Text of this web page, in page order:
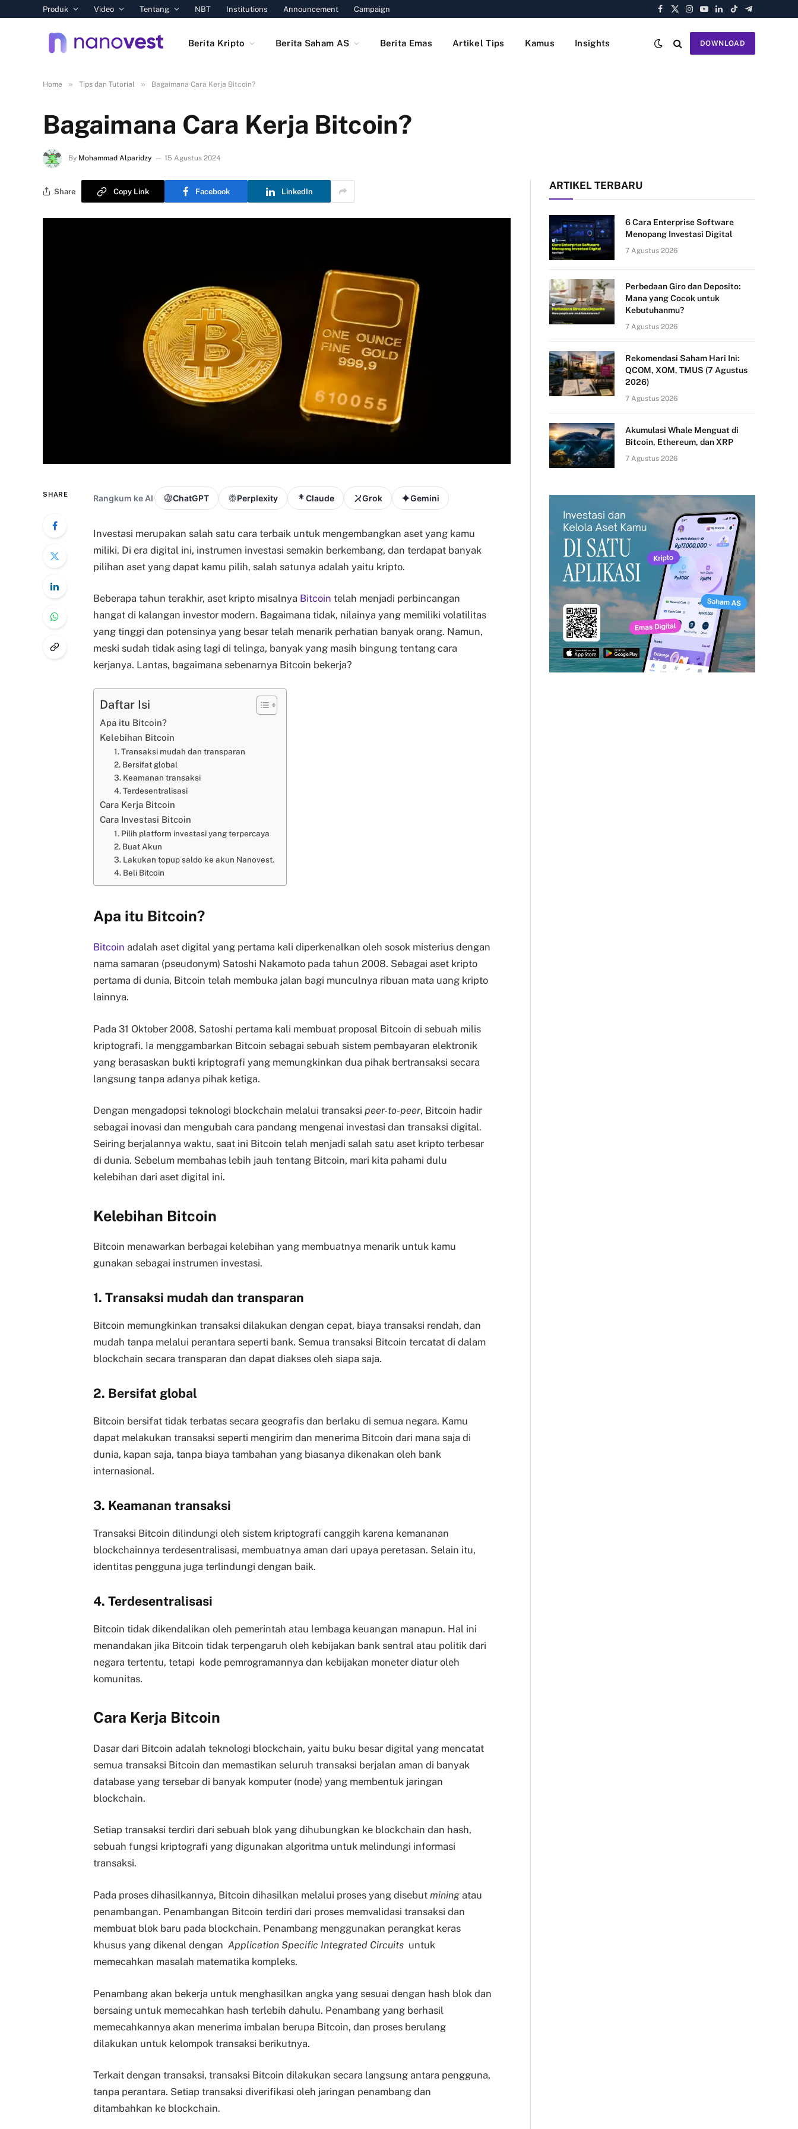
Produk Video Tentang NBT Institutions Announcement Campaign
Facebook
X
Instagram
YouTube
LinkedIn
TikTokTelegram
Berita Kripto Berita Saham AS Berita Emas Artikel Tips Kamus Insights DOWNLOAD
Home » Tips dan Tutorial » Bagaimana Cara Kerja Bitcoin?
Bagaimana Cara Kerja Bitcoin?
By Mohammad Alparidzy 15 Agustus 2024
Share Copy Link Facebook LinkedIn
SHARE Rangkum ke AI ChatGPT Perplexity Claude Grok Gemini
Investasi merupakan salah satu cara terbaik untuk mengembangkan aset yang kamu
miliki. Di era digital ini, instrumen investasi semakin berkembang, dan terdapat banyak
pilihan aset yang dapat kamu pilih, salah satunya adalah yaitu kripto.
Beberapa tahun terakhir, aset kripto misalnya Bitcoin telah menjadi perbincangan
hangat di kalangan investor modern. Bagaimana tidak, nilainya yang memiliki volatilitas
yang tinggi dan potensinya yang besar telah menarik perhatian banyak orang. Namun,
meski sudah tidak asing lagi di telinga, banyak yang masih bingung tentang cara
kerjanya. Lantas, bagaimana sebenarnya Bitcoin bekerja?
Daftar Isi
Apa itu Bitcoin?
Kelebihan Bitcoin
1. Transaksi mudah dan transparan
2. Bersifat global
3. Keamanan transaksi
4. Terdesentralisasi
Cara Kerja Bitcoin
Cara Investasi Bitcoin
1. Pilih platform investasi yang terpercaya
2. Buat Akun
3. Lakukan topup saldo ke akun Nanovest.
4. Beli Bitcoin
Apa itu Bitcoin?
Bitcoin adalah aset digital yang pertama kali diperkenalkan oleh sosok misterius dengan
nama samaran (pseudonym) Satoshi Nakamoto pada tahun 2008. Sebagai aset kripto
pertama di dunia, Bitcoin telah membuka jalan bagi munculnya ribuan mata uang kripto
lainnya.
Pada 31 Oktober 2008, Satoshi pertama kali membuat proposal Bitcoin di sebuah milis
kriptografi. Ia menggambarkan Bitcoin sebagai sebuah sistem pembayaran elektronik
yang berasaskan bukti kriptografi yang memungkinkan dua pihak bertransaksi secara
langsung tanpa adanya pihak ketiga.
Dengan mengadopsi teknologi blockchain melalui transaksi peer-to-peer, Bitcoin hadir
sebagai inovasi dan mengubah cara pandang mengenai investasi dan transaksi digital.
Seiring berjalannya waktu, saat ini Bitcoin telah menjadi salah satu aset kripto terbesar
di dunia. Sebelum membahas lebih jauh tentang Bitcoin, mari kita pahami dulu
kelebihan dari aset digital ini.
Kelebihan Bitcoin
Bitcoin menawarkan berbagai kelebihan yang membuatnya menarik untuk kamu
gunakan sebagai instrumen investasi.
1. Transaksi mudah dan transparan
Bitcoin memungkinkan transaksi dilakukan dengan cepat, biaya transaksi rendah, dan
mudah tanpa melalui perantara seperti bank. Semua transaksi Bitcoin tercatat di dalam
blockchain secara transparan dan dapat diakses oleh siapa saja.
2. Bersifat global
Bitcoin bersifat tidak terbatas secara geografis dan berlaku di semua negara. Kamu
dapat melakukan transaksi seperti mengirim dan menerima Bitcoin dari mana saja di
dunia, kapan saja, tanpa biaya tambahan yang biasanya dikenakan oleh bank
internasional.
3. Keamanan transaksi
Transaksi Bitcoin dilindungi oleh sistem kriptografi canggih karena kemananan
blockchainnya terdesentralisasi, membuatnya aman dari upaya peretasan. Selain itu,
identitas pengguna juga terlindungi dengan baik.
4. Terdesentralisasi
Bitcoin tidak dikendalikan oleh pemerintah atau lembaga keuangan manapun. Hal ini
menandakan jika Bitcoin tidak terpengaruh oleh kebijakan bank sentral atau politik dari
negara tertentu, tetapi kode pemrogramannya dan kebijakan moneter diatur oleh
komunitas.
Cara Kerja Bitcoin
Dasar dari Bitcoin adalah teknologi blockchain, yaitu buku besar digital yang mencatat
semua transaksi Bitcoin dan memastikan seluruh transaksi berjalan aman di banyak
database yang tersebar di banyak komputer (node) yang membentuk jaringan
blockchain.
Setiap transaksi terdiri dari sebuah blok yang dihubungkan ke blockchain dan hash,
sebuah fungsi kriptografi yang digunakan algoritma untuk melindungi informasi
transaksi.
Pada proses dihasilkannya, Bitcoin dihasilkan melalui proses yang disebut mining atau
penambangan. Penambangan Bitcoin terdiri dari proses memvalidasi transaksi dan
membuat blok baru pada blockchain. Penambang menggunakan perangkat keras
khusus yang dikenal dengan Application Specific Integrated Circuits untuk
memecahkan masalah matematika kompleks.
Penambang akan bekerja untuk menghasilkan angka yang sesuai dengan hash blok dan
bersaing untuk memecahkan hash terlebih dahulu. Penambang yang berhasil
memecahkannya akan menerima imbalan berupa Bitcoin, dan proses berulang
dilakukan untuk kelompok transaksi berikutnya.
Terkait dengan transaksi, transaksi Bitcoin dilakukan secara langsung antara pengguna,
tanpa perantara. Setiap transaksi diverifikasi oleh jaringan penambang dan
ditambahkan ke blockchain.
ARTIKEL TERBARU
6 Cara Enterprise Software
Menopang Investasi Digital
7 Agustus 2026
Perbedaan Giro dan Deposito:
Mana yang Cocok untuk
Kebutuhanmu?
7 Agustus 2026
Rekomendasi Saham Hari Ini:
QCOM, XOM, TMUS (7 Agustus
2026)
7 Agustus 2026
Akumulasi Whale Menguat di
Bitcoin, Ethereum, dan XRP
7 Agustus 2026